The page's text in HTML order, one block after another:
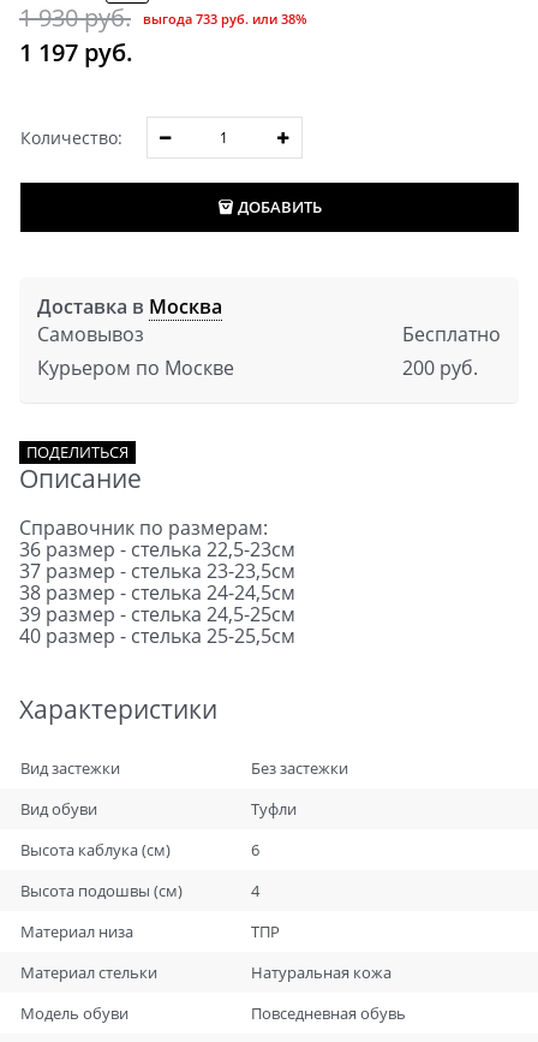
1 930 руб.
1 197 руб.
выгода 733 руб. или 38%
Количество:
ДОБАВИТЬ
Доставка в Москва
Самовывоз
Бесплатно
Курьером по Москве
200 руб.
ПОДЕЛИТЬСЯ
Описание
Справочник по размерам:
36 размер - стелька 22,5-23см
37 размер - стелька 23-23,5см
38 размер - стелька 24-24,5см
39 размер - стелька 24,5-25см
40 размер - стелька 25-25,5см
Характеристики
Вид застежки
Без застежки
Вид обуви
Туфли
Высота каблука (см)
6
Высота подошвы (см)
4
Материал низа
ТПР
Материал стельки
Натуральная кожа
Модель обуви
Повседневная обувь